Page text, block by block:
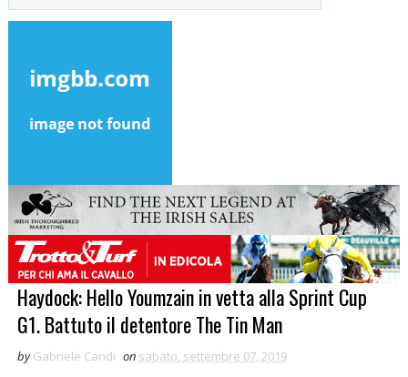
Haydock: Hello Youmzain in vetta alla Sprint Cup
G1. Battuto il detentore The Tin Man
by Gabriele Candi on sabato, settembre 07, 2019